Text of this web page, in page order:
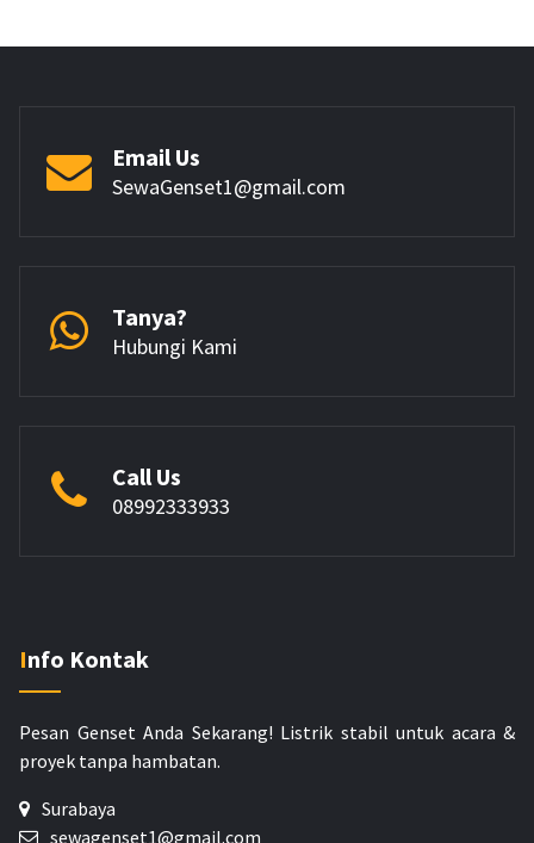
Email Us
SewaGenset1@gmail.com
Tanya?
Hubungi Kami
Call Us
08992333933
Info Kontak
Pesan Genset Anda Sekarang! Listrik stabil untuk acara &
proyek tanpa hambatan.
Surabaya
sewagenset1@gmail.com